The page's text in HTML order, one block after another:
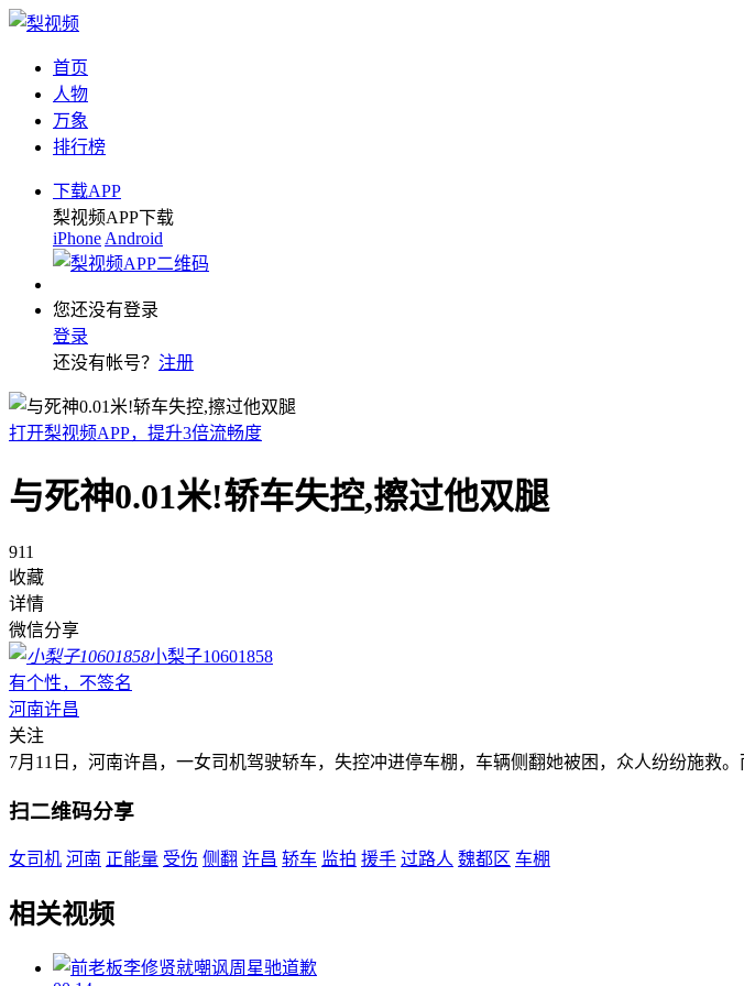
首页
人物
万象
排行榜
下载APP
梨视频APP下载
iPhone Android
您还没有登录
登录
还没有帐号？ 注册
打开梨视频APP，提升3倍流畅度
与死神0.01米!轿车失控,擦过他双腿
911
收藏
详情
微信分享
小梨子10601858
有个性，不签名
河南许昌
关注
7月11日，河南许昌，一女司机驾驶轿车，失控冲进停车棚，车辆侧翻她被困，众人纷纷施救
扫二维码分享
女司机 河南 正能量 受伤 侧翻 许昌 轿车 监拍 援手 过路人 魏都区 车棚
相关视频